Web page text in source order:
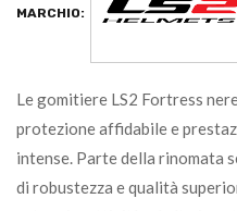
MARCHIO:
Le gomitiere LS2 Fortress
protezione affidabile e
intense. Parte della rinomata
di robustezza e qualità